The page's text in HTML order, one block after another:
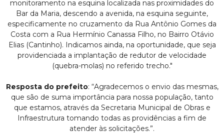
monitoramento na esquina localizada nas proximidades do
Bar da Maria, descendo a avenida, na esquina seguinte,
especificamente no cruzamento da Rua Antônio Gomes da
Costa com a Rua Hermínio Canassa Filho, no Bairro Otávio
Elias (Cantinho). Indicamos ainda, na oportunidade, que seja
providenciada a implantação de redutor de velocidade
(quebra-molas) no referido trecho."
Resposta do prefeito: “Agradecemos o envio das mesmas,
que são de suma importância para nossa população, tanto
que estamos, através da Secretaria Municipal de Obras e
Infraestrutura tomando todas as providências a fim de
atender às solicitações.”.